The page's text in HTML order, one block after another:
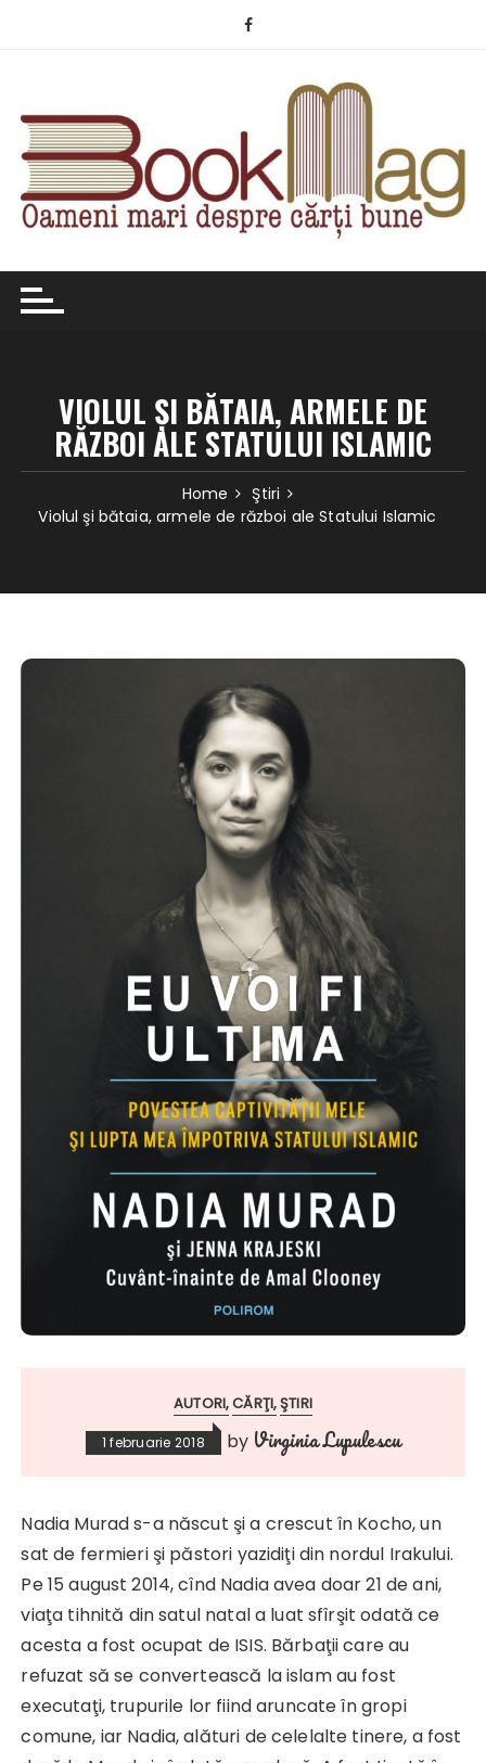
VIOLUL ŞI BĂTAIA, ARMELE DE
RĂZBOI ALE STATULUI ISLAMIC
Home
Ştiri
Violul şi bătaia, armele de război ale Statului Islamic
AUTORI CĂRŢI ŞTIRI
1 februarie 2018 by Virginia Lupulescu
Nadia Murad s-a născut şi a crescut în Kocho, un
sat de fermieri şi păstori yazidiţi din nordul Irakului.
Pe 15 august 2014, cînd Nadia avea doar 21 de ani,
viaţa tihnită din satul natal a luat sfîrşit odată ce
acesta a fost ocupat de ISIS. Bărbaţii care au
refuzat să se convertească la islam au fost
executaţi, trupurile lor fiind aruncate în gropi
comune, iar Nadia, alături de celelalte tinere, a fost